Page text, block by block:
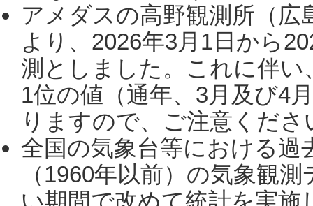
アメダスの高野観測所（
より、2026年3月1日から
測としました。これに伴い
1位の値（通年、3月及び4
りますので、ご注意くだ
全国の気象台等における過
（1960年以前）の気象観
い期間で改めて統計を実